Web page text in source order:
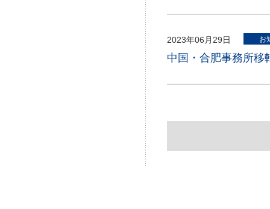
2023年06月29日 お
中国・合肥事務所移